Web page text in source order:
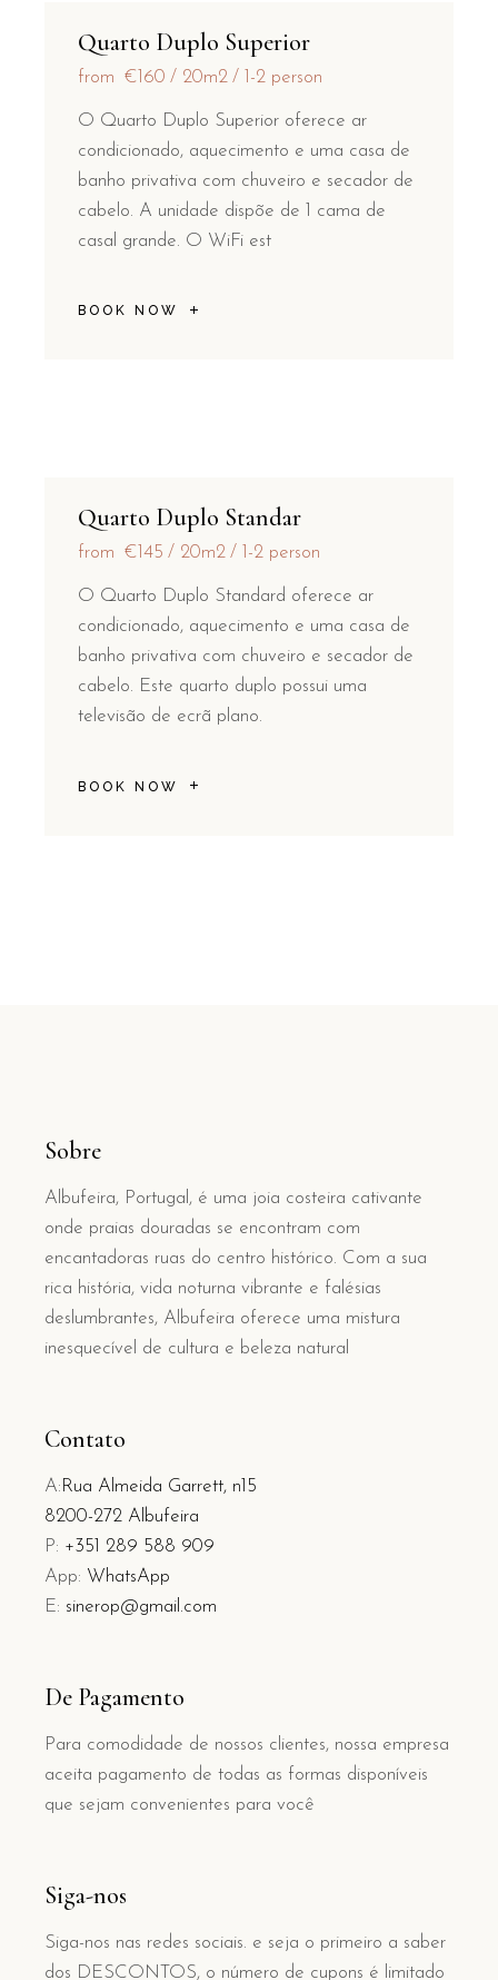
Quarto Duplo Superior
from €160 20m2 1-2 person
O Quarto Duplo Superior oferece ar
condicionado, aquecimento e uma casa de
banho privativa com chuveiro e secador de
cabelo. A unidade dispõe de 1 cama de
casal grande. O WiFi est
BOOK NOW
Quarto Duplo Standar
from €145 20m2 1-2 person
O Quarto Duplo Standard oferece ar
condicionado, aquecimento e uma casa de
banho privativa com chuveiro e secador de
cabelo. Este quarto duplo possui uma
televisão de ecrã plano.
BOOK NOW
Sobre
Albufeira, Portugal, é uma joia costeira cativante
onde praias douradas se encontram com
encantadoras ruas do centro histórico. Com a sua
rica história, vida noturna vibrante e falésias
deslumbrantes, Albufeira oferece uma mistura
inesquecível de cultura e beleza natural
Contato
A: Rua Almeida Garrett, n15
8200-272 Albufeira
P: +351 289 588 909
App: WhatsApp
E: sinerop@gmail.com
De Pagamento
Para comodidade de nossos clientes, nossa empresa
aceita pagamento de todas as formas disponíveis
que sejam convenientes para você
Siga-nos
Siga-nos nas redes sociais. e seja o primeiro a saber
dos DESCONTOS, o número de cupons é limitado